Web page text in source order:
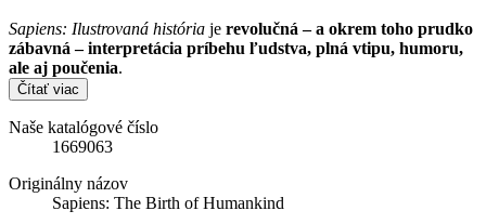
Sapiens: Ilustrovaná história je revolučná – a okrem toho prudko
zábavná – interpretácia príbehu ľudstva, plná vtipu, humoru,
ale aj poučenia.
Čítať viac
Naše katalógové číslo
1669063
Originálny názov
Sapiens: The Birth of Humankind